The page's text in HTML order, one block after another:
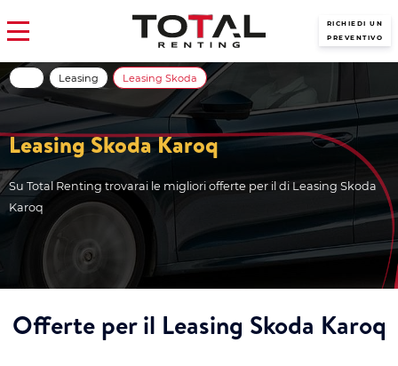
RICHIEDI UN
PREVENTIVO
Leasing Skoda Karoq
Su Total Renting trovarai le migliori offerte per il di Leasing Skoda
Karoq
Leasing Leasing Skoda
Offerte per il Leasing Skoda Karoq